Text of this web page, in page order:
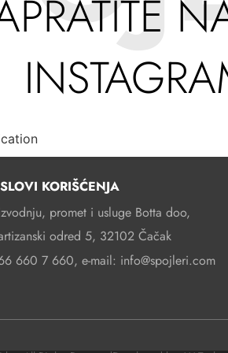
KORIŠĆENJA
promet i usluge Botta doo,
odred 5, 32102 Čačak
660 7 660, e-mail: info@spojleri.com